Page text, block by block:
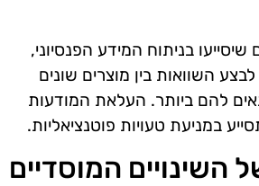
בניתוח המידע הפנסיוני,
השוואות בין מוצרים שונים
להם ביותר. העלאת המודעות
במניעת טעויות פוטנציאליות.
המוסדיים